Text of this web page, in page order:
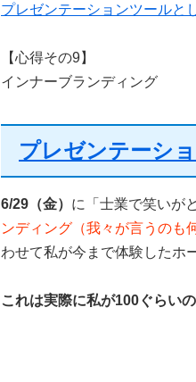
プレゼンテーションツールと
【心得その9】
インナーブランディング
プレゼンテーシ
6/29（金） に 「士業で笑いが
ンディング（我々が言うのも
わせて私が今まで体験したホ
これは実際に私が100ぐらい